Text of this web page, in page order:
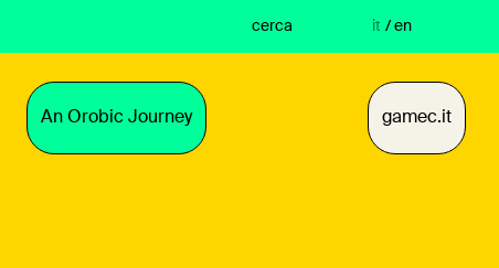
cerca / en
it
An Orobic Journey gamec.it